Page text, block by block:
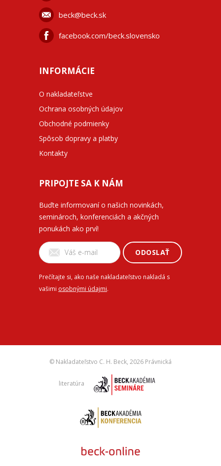
beck@beck.sk
facebook.com/beck.slovensko
INFORMÁCIE
O nakladateľstve
Ochrana osobných údajov
Obchodné podmienky
Spôsob dopravy a platby
Kontakty
PRIPOJTE SA K NÁM
Buďte informovaní o našich novinkách,
seminároch, konferenciách a akčných
ponukách ako prví!
ODOSLAŤ
Prečítajte si, ako naše nakladateľstvo nakladá s
vašimi osobnými údajmi.
© Nakladateľstvo C. H. Beck, 2026 Právnická
literatúra